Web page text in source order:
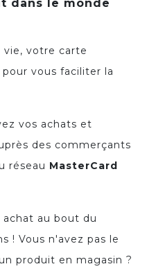
dans le monde
votre carte
vous faciliter la
vos achats et
des commerçants
réseau MasterCard
au bout du
! Vous n'avez pas le
produit en magasin ?